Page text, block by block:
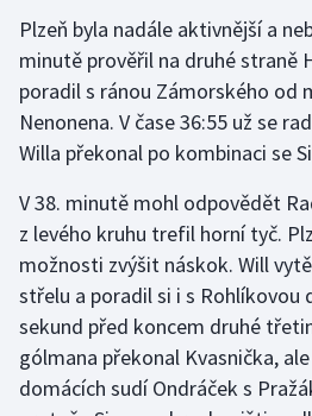
Veslování
Vodní slalom
Volejbal
Plzeň byla nadále aktivnější a
minutě prověřil na druhé straně
poradil s ránou Zámorského od
Nenonena. V čase 36:55 už se
Willa překonal po kombinaci se
V 38. minutě mohl odpovědět
z levého kruhu trefil horní tyč.
možnosti zvýšit náskok. Will
střelu a poradil si i s Rohlíkovou
sekund před koncem druhé
gólmana překonal Kvasnička,
domácích sudí Ondráček s